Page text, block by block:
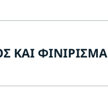
ΚΑΙ ΦΙΝΊΡΙΣΜΑ